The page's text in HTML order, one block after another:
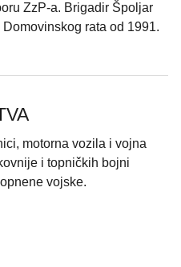
ZzP-a. Brigadir Špoljar
rata od 1991.
motorna vozila i vojna
i topničkih bojni
vojske.